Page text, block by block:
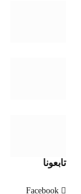
تابعونا
Facebook